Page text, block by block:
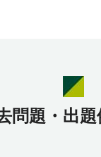
問題・出